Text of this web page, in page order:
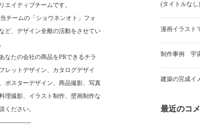
(タイトルなし)
漫画イラスト
制作事例 宇
建築の完成イ
最近のコ
エイティブチームです。
当チームの「ショウネンオト」フォ
ど、デザイン全般の活動をさせてい
なたの会社の商品をPRできるチラ
レットデザイン、カタログデザイ
ポスターデザイン、商品撮影、写真
理撮影、イラスト制作、壁画制作な
ください。